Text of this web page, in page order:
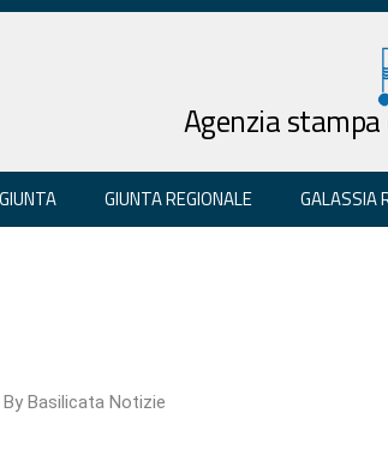
Agenzia
GIUNTA REGIONALE GALASSIA
By Basilicata Notizie